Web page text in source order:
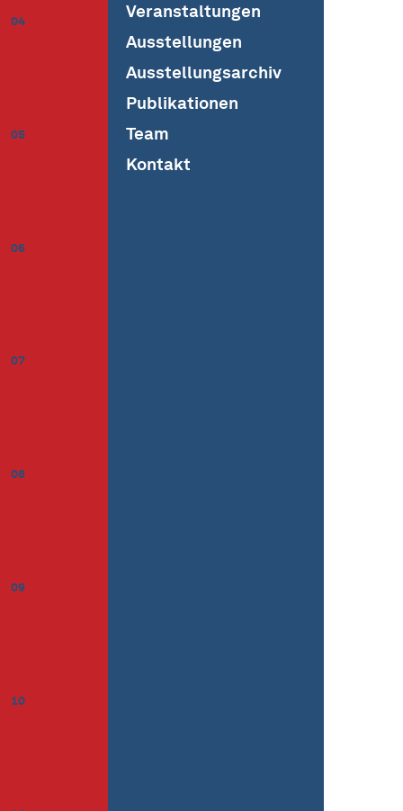
04
05
06
07
08
09
10
Veranstaltungen
Ausstellungen
Ausstellungsarchiv
Publikationen
Team
Kontakt